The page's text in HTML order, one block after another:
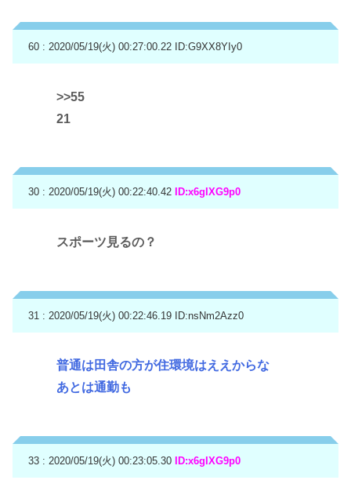
60 : 2020/05/19(火) 00:27:00.22 ID:G9XX8YIy0
>>55
21
30 : 2020/05/19(火) 00:22:40.42 ID:x6gIXG9p0
スポーツ見るの？
31 : 2020/05/19(火) 00:22:46.19 ID:nsNm2Azz0
普通は田舎の方が住環境はええからな
あとは通勤も
33 : 2020/05/19(火) 00:23:05.30 ID:x6gIXG9p0